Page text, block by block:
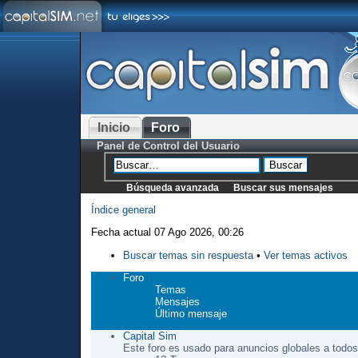
Inicio Foro
Panel de Control del Usuario
Búsqueda avanzada Buscar sus mensajes
Índice general
Fecha actual 07 Ago 2026, 00:26
Buscar temas sin respuesta •Ver temas activos
Foro
Temas
Mensajes
Último mensaje
Capital Sim
Este foro es usado para anuncios globales a